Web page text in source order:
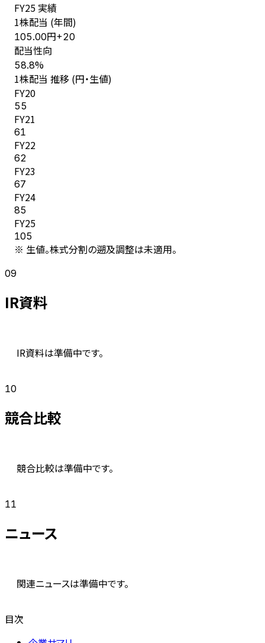
FY25 実績
1株配当 (年間)
105.00円+20
配当性向
58.8%
1株配当 推移 (円・生値)
FY20
55
FY21
61
FY22
62
FY23
67
FY24
85
FY25
105
※ 生値。株式分割の遡及調整は未適用。
09
IR資料
IR資料は準備中です。
10
競合比較
競合比較は準備中です。
11
ニュース
関連ニュースは準備中です。
目次